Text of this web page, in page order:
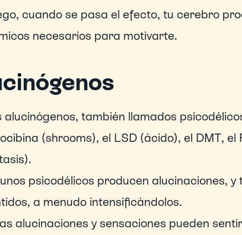
cuando se pasa el efecto, tu cerebro
necesarios para motivarte.
alucinógenos, también llamados
(shrooms), el LSD (ácido), el DMT, el
psicodélicos producen alucinaciones,
a menudo intensificándolos.
alucinaciones y sensaciones pueden